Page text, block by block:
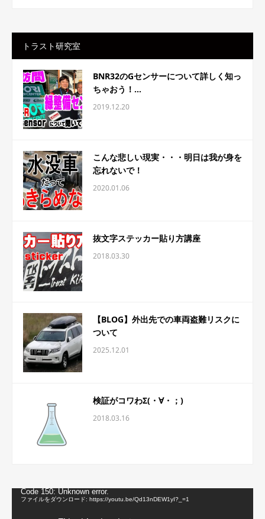
トラスト研究室
BNR32のGセンサーについて詳しく知っ
ちゃおう！...
2019.12.20
こんな悲しい現実・・・明日は我が身を
忘れないで！
2020.01.06
抜文字ステッカー貼り方講座
2018.03.30
【BLOG】外出先での車両盗難リスクに
ついて
2025.12.01
検証がコワわΣ(・∀・；)
2018.03.16
動Code 150: Unknown error.
ファイルをダウンロード: https://youtu.be/Qd13nDEW1yI?_=1